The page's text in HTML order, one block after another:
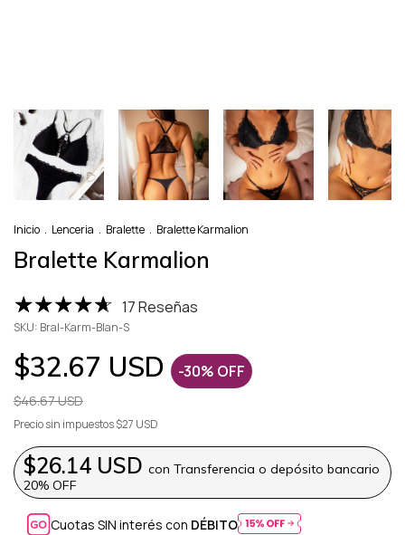
Inicio . Lenceria . Bralette . Bralette Karmalion
Bralette Karmalion
17 Reseñas
SKU: Bral-Karm-Blan-S
$32.67 USD -30% OFF
$46.67 USD
Precio sin impuestos$27 USD
$26.14 USD con Transferencia o depósito bancario
20% OFF
Cuotas SIN interés con DÉBITO